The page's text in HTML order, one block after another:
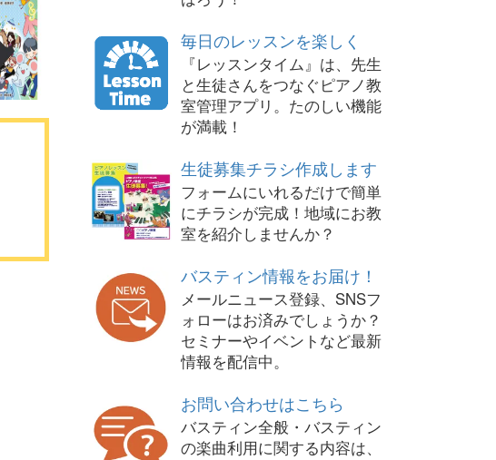
毎日のレッスンを楽しく
『レッスンタイム』は、先生
と生徒さんをつなぐピアノ教
室管理アプリ。たのしい機能
が満載！
生徒募集チラシ作成します
フォームにいれるだけで簡単
にチラシが完成！地域にお教
室を紹介しませんか？
バスティン情報をお届け！
メールニュース登録、SNSフ
ォローはお済みでしょうか？
セミナーやイベントなど最新
情報を配信中。
お問い合わせはこちら
バスティン全般・バスティン
の楽曲利用に関する内容は、